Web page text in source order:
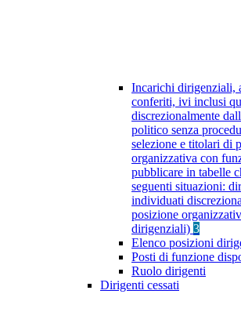
Incarichi dirigenziali,
conferiti, ivi inclusi
discrezionalmente
politico senza
selezione e titolari di
organizzativa con
pubblicare in tabelle
seguenti situazioni:
individuati
posizione
dirigenziali) 3
Elenco posizioni
Posti di funzione
Ruolo dirigenti
Dirigenti cessati